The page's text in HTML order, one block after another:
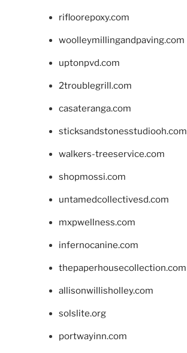
rifloorepoxy.com
woolleymillingandpaving.com
uptonpvd.com
2troublegrill.com
casateranga.com
sticksandstonesstudiooh.com
walkers-treeservice.com
shopmossi.com
untamedcollectivesd.com
mxpwellness.com
infernocanine.com
thepaperhousecollection.com
allisonwillisholley.com
solslite.org
portwayinn.com